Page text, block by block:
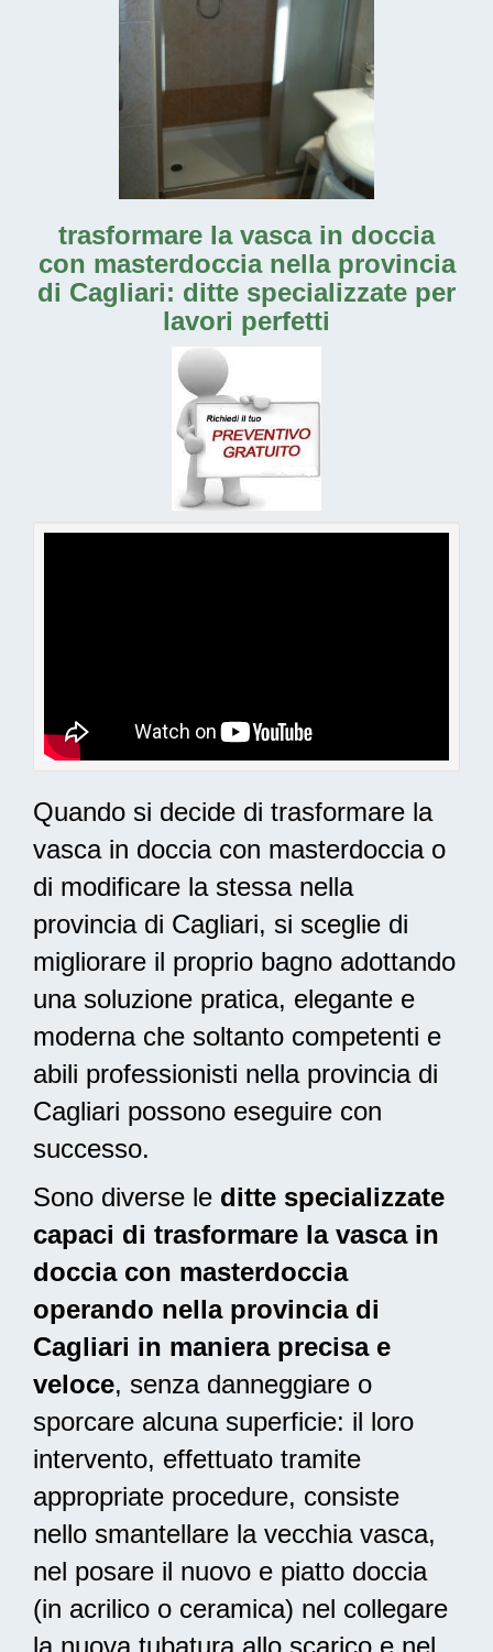
trasformare la vasca in doccia
con masterdoccia nella provincia
di Cagliari: ditte specializzate per
lavori perfetti
Quando si decide di trasformare la
vasca in doccia con masterdoccia o
di modificare la stessa nella
provincia di Cagliari, si sceglie di
migliorare il proprio bagno adottando
una soluzione pratica, elegante e
modernache soltanto competenti e
abili professionisti nella provincia di
Cagliari possono eseguire con
successo.
Sono diverse le ditte specializzate
capaci di trasformare la vasca in
doccia con masterdoccia
operando nella provincia di
Cagliari in maniera precisa e
veloce, senza danneggiare o
sporcare alcuna superficie: il loro
intervento, effettuato tramite
appropriate procedure, consiste
nello smantellare la vecchia vasca,
nel posare il nuovo e piatto doccia
(in acrilico o ceramica) nel collegare
la nuova tubatura allo scarico e nel